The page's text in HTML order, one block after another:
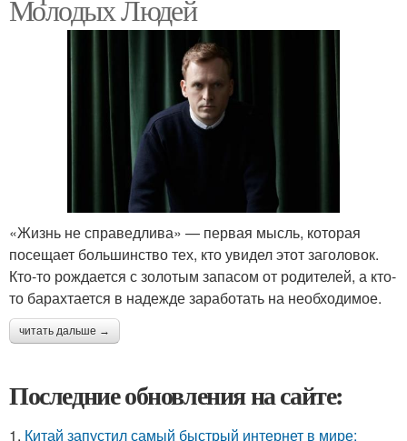
Молодых Людей
«Жизнь не справедлива» — первая мысль, которая
посещает большинство тех, кто увидел этот заголовок.
Кто-то рождается с золотым запасом от родителей, а кто-
то барахтается в надежде заработать на необходимое.
читать дальше →
Последние обновления на сайте:
1. Китай запустил самый быстрый интернет в мире: